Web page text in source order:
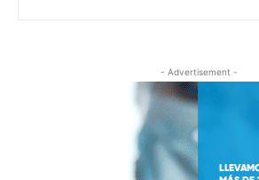
- Advertisement -